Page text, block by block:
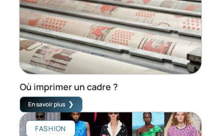
Où imprimer un cadre ?
En savoir plus
FASHION